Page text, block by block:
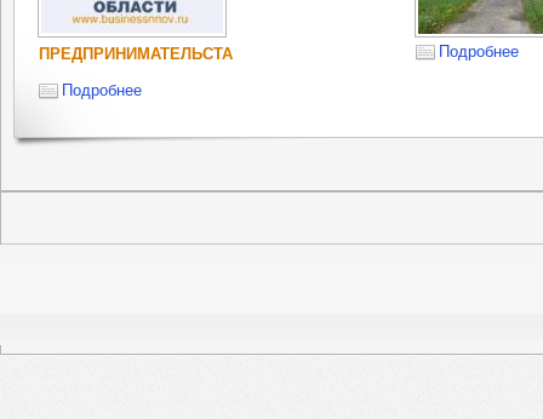
ПРЕДПРИНИМАТЕЛЬСТА
Подробнее
Подробнее